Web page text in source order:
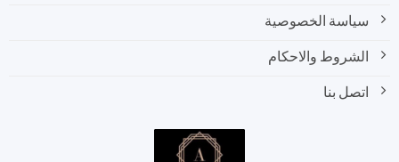
سياسة الخصوصية
الشروط والاحكام
اتصل بنا